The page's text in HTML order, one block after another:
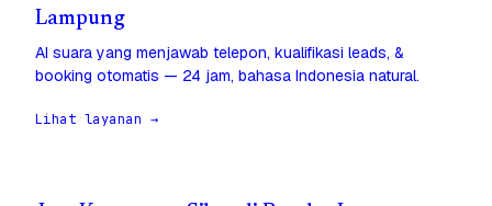
Lampung
AI suara yang menjawab telepon, kualifikasi leads, &
booking otomatis — 24 jam, bahasa Indonesia natural.
Lihat layanan →